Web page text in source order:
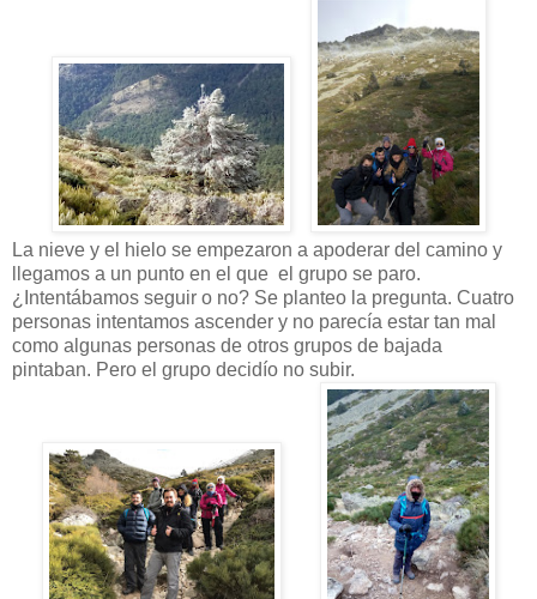
La nieve y el hielo se empezaron a apoderar del camino y
llegamos a un punto en el que el grupo se paro.
¿Intentábamos seguir o no? Se planteo la pregunta. Cuatro
personas intentamos ascender y no parecía estar tan mal
como algunas personas de otros grupos de bajada
pintaban. Pero el grupo decidío no subir.